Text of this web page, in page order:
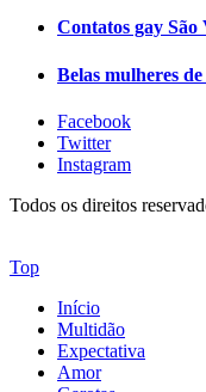
Contatos gay São
Belas mulheres
Facebook
Twitter
Instagram
Todos os direitos
Top
Início
Multidão
Expectativa
Amor